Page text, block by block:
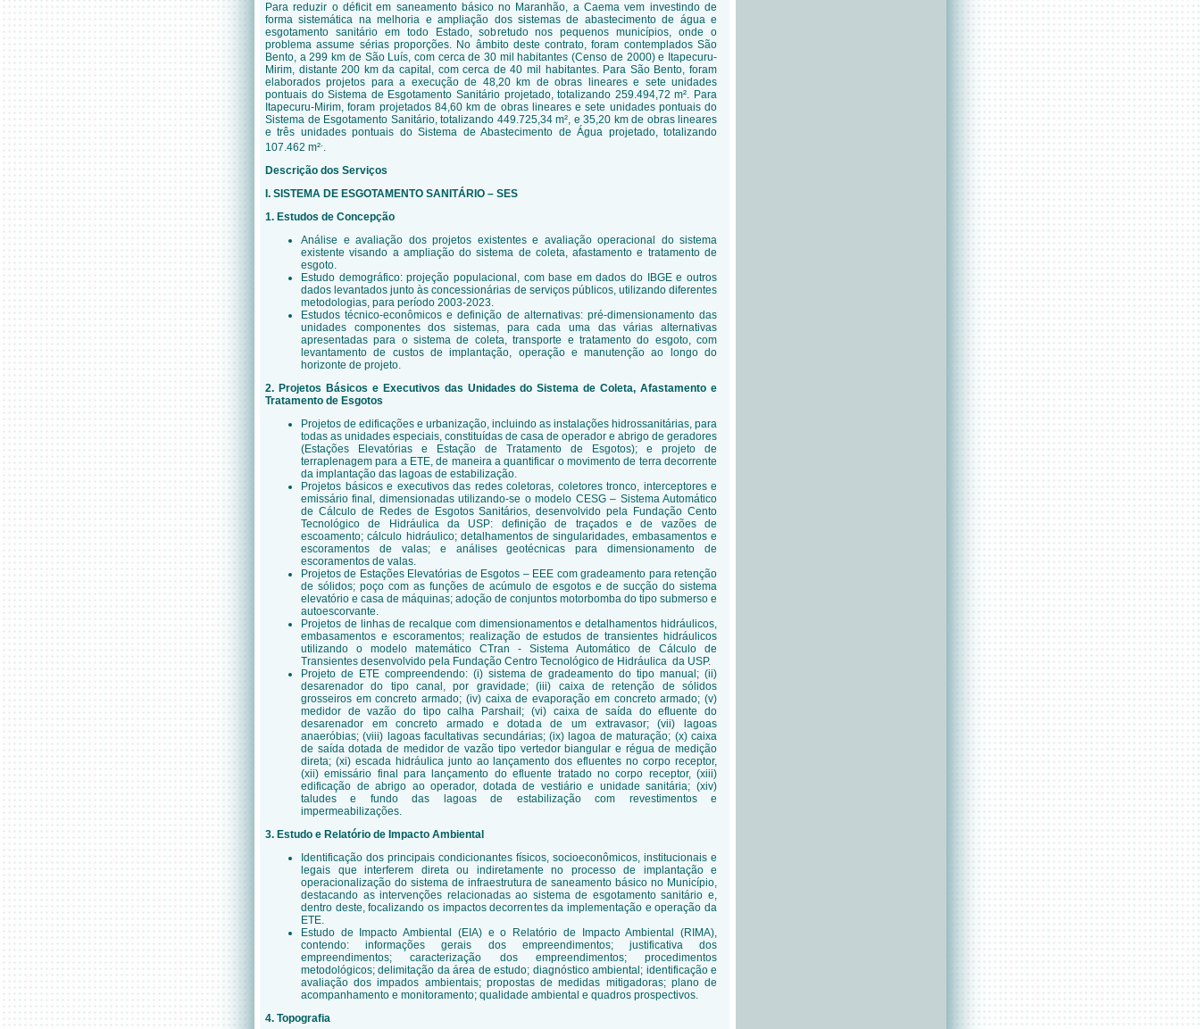
Para reduzir o déficit em saneamento básico no Maranhão, a Caema vem investindo de
forma sistemática na melhoria e ampliação dos sistemas de abastecimento de água e
esgotamento sanitário em todo Estado, sobretudo nos pequenos municípios, onde o
problema assume sérias proporções. No âmbito deste contrato, foram contemplados São
Bento, a 299 km de São Luís, com cerca de 30 mil habitantes (Censo de 2000) e Itapecuru-
Mirim, distante 200 km da capital, com cerca de 40 mil habitantes. Para São Bento, foram
elaborados projetos para a execução de 48,20 km de obras lineares e sete unidades
pontuais do Sistema de Esgotamento Sanitário projetado, totalizando 259.494,72 m². Para
Itapecuru-Mirim, foram projetados 84,60 km de obras lineares e sete unidades pontuais do
Sistema de Esgotamento Sanitário, totalizando 449.725,34 m², e 35,20 km de obras lineares
e três unidades pontuais do Sistema de Abastecimento de Água projetado, totalizando
107.462 m² .
Descrição dos Serviços
I. SISTEMA DE ESGOTAMENTO SANITÁRIO – SES
1. Estudos de Concepção
Análise e avaliação dos projetos existentes e avaliação operacional do sistema
existente visando a ampliação do sistema de coleta, afastamento e tratamento de
esgoto.
Estudo demográfico: projeção populacional, com base em dados do IBGE e outros
dados levantados junto às concessionárias de serviços públicos, utilizando diferentes
metodologias, para período 2003-2023.
Estudos técnico-econômicos e definição de alternativas: pré-dimensionamentodas
unidades componentes dos sistemas, para cada uma das várias alternativas
apresentadas para o sistema de coleta, transporte e tratamento do esgoto, com
levantamento de custos de implantação, operação e manutenção ao longo do
horizonte de projeto.
2. Projetos Básicos e Executivos das Unidades do Sistema de Coleta, Afastamento e
Tratamento de Esgotos
Projetos de edificações e urbanização, incluindo as instalações hidrossanitárias, para
todas as unidades especiais, constituídas de casa de operador e abrigo de geradores
(Estações Elevatórias e Estação de Tratamento de Esgotos); e projeto de
terraplenagem para a ETE, de maneira a quantificar o movimento de terra decorrente
da implantação das lagoas de estabilização.
Projetos básicos e executivos das redes coletoras, coletores tronco, interceptores e
emissário final, dimensionadas utilizando-se o modelo CESG – Sistema Automático
de Cálculo de Redes de Esgotos Sanitários, desenvolvido pela Fundação Cento
Tecnológico de Hidráulica da USP: definição de traçados e de vazões de
escoamento; cálculo hidráulico; detalhamentos de singularidades, embasamentos e
escoramentos de valas; e análises geotécnicas para dimensionamento de
escoramentos de valas.
Projetos de Estações Elevatórias de Esgotos – EEE com gradeamento para retenção
de sólidos; poço com as funções de acúmulo de esgotos e de sucção do sistema
elevatório e casa de máquinas; adoção de conjuntos motorbomba do tipo submerso e
autoescorvante.
Projetos de linhas de recalque com dimensionamentos e detalhamentos hidráulicos,
embasamentos e escoramentos; realização de estudos de transientes hidráulicos
utilizando o modelo matemático CTran - Sistema Automático de Cálculo de
Transientes desenvolvido pela Fundação Centro Tecnológico de Hidráulica da USP.
Projeto de ETE compreendendo: (i) sistema de gradeamento do tipo manual; (ii)
desarenador do tipo canal, por gravidade; (iii) caixa de retenção de sólidos
grosseiros em concreto armado; (iv) caixa de evaporação em concreto armado; (v)
medidor de vazão do tipo calha Parshail; (vi) caixa de saída do efluente do
desarenador em concreto armado e dotada de um extravasor; (vii) lagoas
anaeróbias; (viii) lagoas facultativas secundárias; (ix) lagoa de maturação; (x) caixa
de saída dotada de medidor de vazão tipo vertedor biangular e régua de medição
direta; (xi) escada hidráulica junto ao lançamento dos efluentes no corpo receptor,
(xii) emissário final para lançamento do efluente tratado no corpo receptor, (xiii)
edificação de abrigo ao operador, dotada de vestiário e unidade sanitária; (xiv)
taludes e fundo das lagoas de estabilização com revestimentos e
impermeabilizações.
3. Estudo e Relatório de Impacto Ambiental
Identificação dos principais condicionantes físicos, socioeconômicos, institucionais e
legais que interferem direta ou indiretamente no processo de implantação e
operacionalização do sistema de infraestrutura de saneamento básico no Município,
destacando as intervenções relacionadas ao sistema de esgotamento sanitário e,
dentro deste, focalizando os impactos decorrentes da implementação e operação da
ETE.
Estudo de Impacto Ambiental (EIA) e o Relatório de Impacto Ambiental (RIMA),
contendo: informações gerais dos empreendimentos; justificativa dos
empreendimentos; caracterização dos empreendimentos; procedimentos
metodológicos; delimitação da área de estudo; diagnóstico ambiental; identificação e
avaliação dos impados ambientais; propostas de medidas mitigadoras; plano de
acompanhamento e monitoramento; qualidade ambiental e quadros prospectivos.
4. Topografia